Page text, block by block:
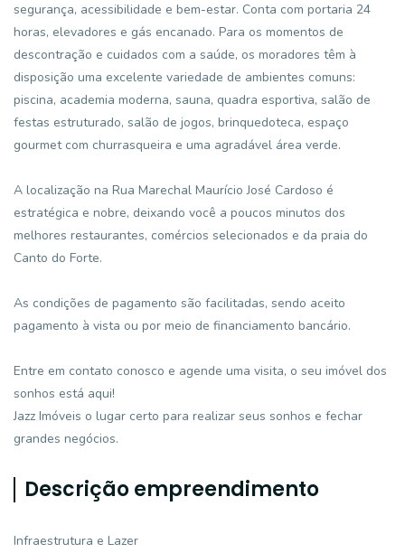
segurança, acessibilidade e bem-estar. Conta com portaria 24
horas, elevadores e gás encanado. Para os momentos de
descontração e cuidados com a saúde, os moradores têm à
disposição uma excelente variedade de ambientes comuns:
piscina, academia moderna, sauna, quadra esportiva, salão de
festas estruturado, salão de jogos, brinquedoteca, espaço
gourmet com churrasqueira e uma agradável área verde.
A localização na Rua Marechal Maurício José Cardoso é
estratégica e nobre, deixando você a poucos minutos dos
melhores restaurantes, comércios selecionados e da praia do
Canto do Forte.
As condições de pagamento são facilitadas, sendo aceito
pagamento à vista ou por meio de financiamento bancário.
Entre em contato conosco e agende uma visita, o seu imóvel dos
sonhos está aqui!
Jazz Imóveis o lugar certo para realizar seus sonhos e fechar
grandes negócios.
Descrição empreendimento
Infraestrutura e Lazer